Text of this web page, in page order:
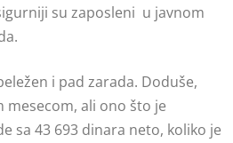
su zaposleni u javnom
i pad zarada. Doduše,
mesecom, ali ono što je
sa 43 693 dinara neto, koliko je